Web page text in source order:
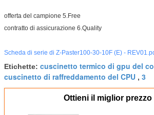
offerta del campione 5.Free
contratto di assicurazione 6.Quality
Scheda di serie di Z-Paster100-30-10F (E) -
Etichette: cuscinetto termico di gpu del
cuscinetto di raffreddamento del CPU , 3
Ottieni il miglior prezzo